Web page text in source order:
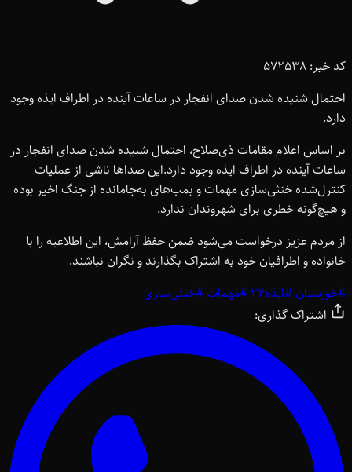
کد خبر: 572538
احتمال شنیده شدن صدای انفجار در ساعات آینده در اطراف ایذه وجود
دارد.
بر اساس اعلام مقامات ذی‌صلاح، احتمال شنیده شدن صدای انفجار در
ساعات آینده در اطراف ایذه وجود دارد.این صداها ناشی از عملیات
کنترل‌شده خنثی‌سازی مهمات و بمب‌های به‌جامانده از جنگ اخیر بوده
و هیچ‌گونه خطری برای شهروندان ندارد.
از مردم عزیز درخواست می‌شود ضمن حفظ آرامش، این اطلاعیه را با
خانواده و اطرافیان خود به اشتراک بگذارند و نگران نباشند.
#خوزستان#ایذه24 #مهمات#خنثی‌سازی
اشتراک گذاری: